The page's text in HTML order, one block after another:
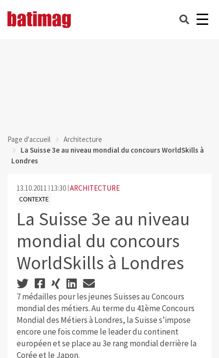
Page d'accueil
Architecture
La Suisse 3e au niveau mondial du concours WorldSkills à
Londres
13.10.2011 13:30 ARCHITECTURE
CONTEXTE
La Suisse 3e au niveau
mondial du concours
WorldSkills à Londres
7 médailles pour les jeunes Suisses au Concours
mondial des métiers. Au terme du 41ème Concours
Mondial des Métiers à Londres, la Suisse s’impose
encore une fois comme le leader du continent
européen et se place au 3e rang mondial derrière la
Corée et le Japon.